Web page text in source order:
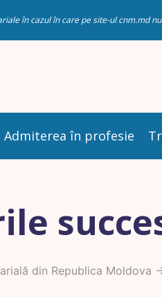
în cazul în care pe site-ul cnm.md
Admiterea în profesie
din Republica Moldova -